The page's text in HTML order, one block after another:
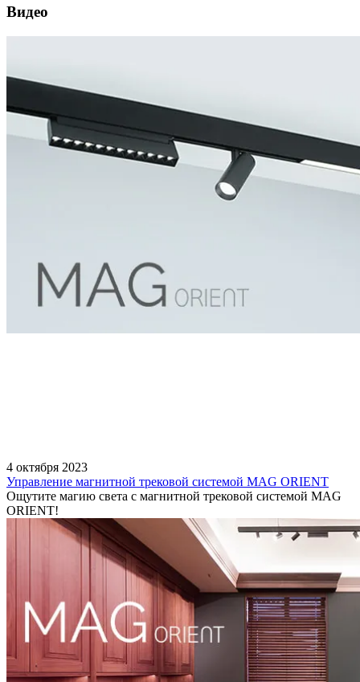
Видео
4 октября 2023
Управление магнитной трековой системой MAG ORIENT
Ощутите магию света с магнитной трековой системой MAG
ORIENT!